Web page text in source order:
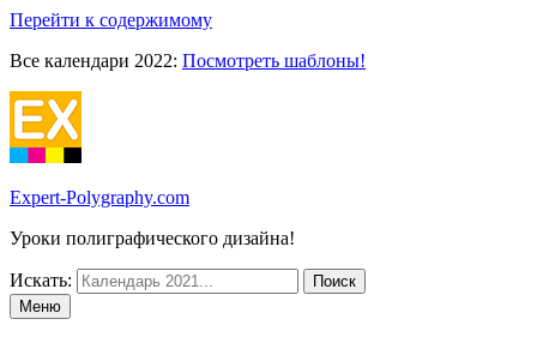
Перейти к содержимому
Все календари 2022: Посмотреть шаблоны!
Expert-Polygraphy.com
Уроки полиграфического дизайна!
Искать:
Меню